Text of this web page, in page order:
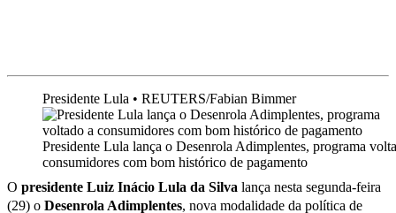
Presidente Lula • REUTERS/Fabian Bimmer
Presidente Lula lança o Desenrola Adimplentes, programa
consumidores com bom histórico de pagamento
O presidente Luiz Inácio Lula da Silva lança nesta segunda-feira
(29) o Desenrola Adimplentes, nova modalidade da política de